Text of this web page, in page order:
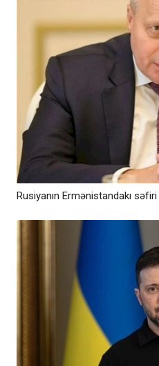
Rusiyanın Ermənistandakı səfiri